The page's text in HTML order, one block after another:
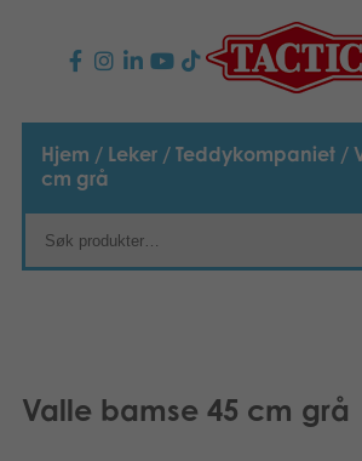
PRODUKTER
Barnespill
Familiespill
NYHETER
TACTIC
Hjem / Leker / Teddykompaniet /
cm grå
Valle bamse 45 cm grå